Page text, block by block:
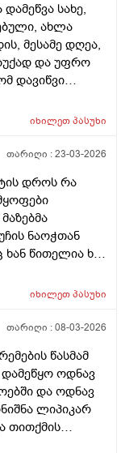
სახე,
ახლა
მესამე დღეა,
და უფრო
დავიწვი
და ამიხილეთპასუხი
თარიღი :23-03-2026
დროს რა
ნაოჭთან
წითელია ხან
მადლობა
იხილეთპასუხი
თარიღი :08-03-2026
წასმამ
ოდნავ
და ოდნავ
ლიპიკარ
თითქმის